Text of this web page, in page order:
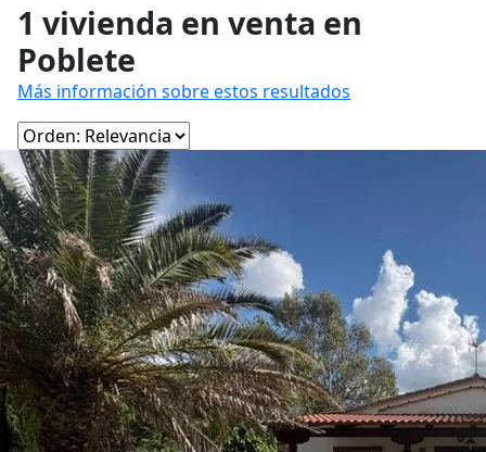
1 vivienda en venta en
Poblete
Más información sobre estos resultados